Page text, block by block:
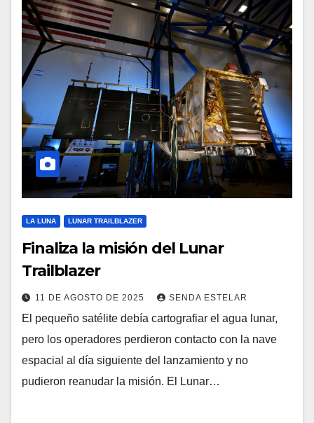
LA LUNA LUNAR TRAILBLAZER
Finaliza la misión del Lunar
Trailblazer
11 DE AGOSTO DE 2025 SENDA ESTELAR
El pequeño satélite debía cartografiar el agua lunar,
pero los operadores perdieron contacto con la nave
espacial al día siguiente del lanzamiento y no
pudieron reanudar la misión. El Lunar…